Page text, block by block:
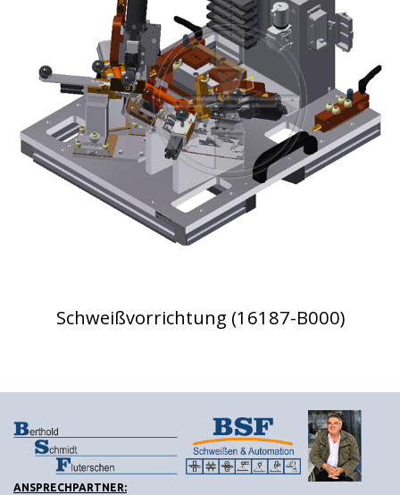
Schweißvorrichtung (16187-B000)
ANSPRECHPARTNER: